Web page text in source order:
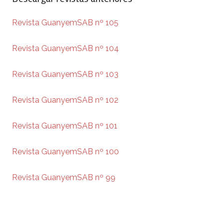
Revista GuanyemSAB nº 105
Revista GuanyemSAB nº 104
Revista GuanyemSAB nº 103
Revista GuanyemSAB nº 102
Revista GuanyemSAB nº 101
Revista GuanyemSAB nº 100
Revista GuanyemSAB nº 99